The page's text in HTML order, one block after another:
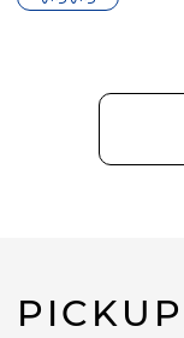
PICKUP